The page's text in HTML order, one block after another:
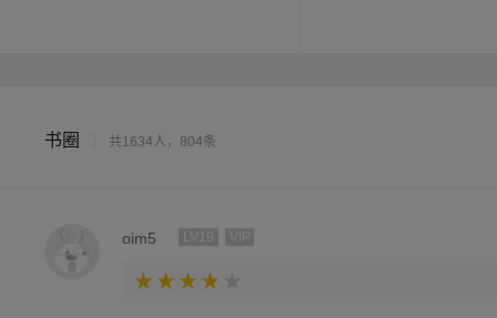
书圈 共1634人，804条
oim5